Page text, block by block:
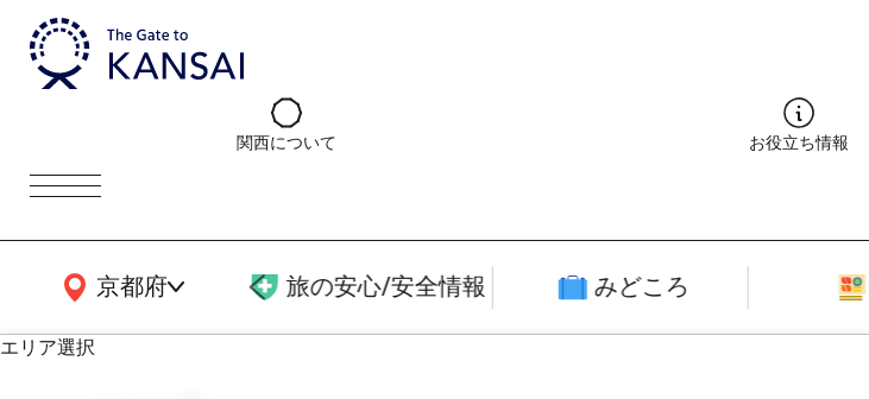
関西について お役立ち情報
京都府
関西広域MAP 旅の安心/安全情報 みどころ
エリア選択